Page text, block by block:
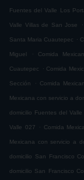
Fuentes del Valle Los
Valle Villas de San Jose .
Santa Maria Cuautepec .
Miguel . Comida
Cuautepec . Comida
Sección . Comida
Mexicana con servicio a
domicilio Fuentes del Valle
Valle 027 . Comida
Mexicana con servicio a
domicilio San Francisco
domicilio San Francisco